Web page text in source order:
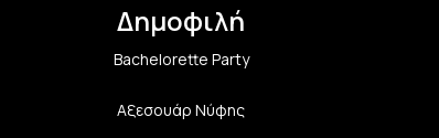
Δημοφιλή
Bachelorette Party
Αξεσουάρ Νύφης